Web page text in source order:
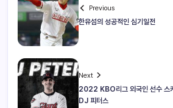
Previous
한유섬의 성공적인 심기일전
Next
2022 KBO리그 외국인 선수 스
DJ 피터스